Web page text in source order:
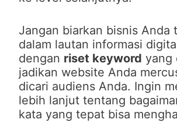
Jangan biarkan bisnis Anda
dalam lautan informasi
dengan riset keyword yang
jadikan website Anda
dicari audiens Anda. Ingin
lebih lanjut tentang
kata yang tepat bisa